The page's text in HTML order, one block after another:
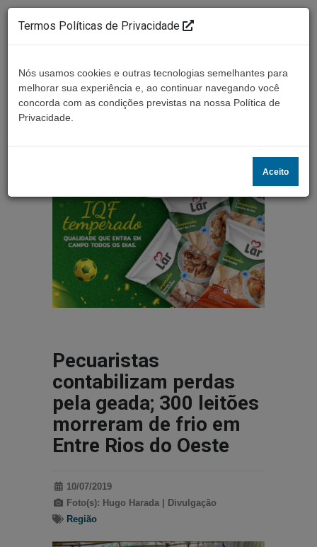
Pecuaristas
contabilizam perdas
pela geada; 300 leitões
morreram de frio em
Entre Rios do Oeste
10/07/2019
Foto(s): Hugo Harada | Divulgação
Região
Termos Políticas de Privacidade
Nós usamos cookies e outras tecnologias semelhantes para
melhorar sua experiência e, ao continuar navegando você
concorda com as condições previstas na nossa Política de
Privacidade.
Aceito